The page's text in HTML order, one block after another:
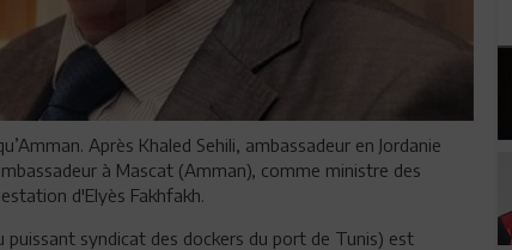
Après Khaled Sehili, ambassadeur en Jordanie
à Mascat (Amman), comme ministre des
d'Elyès Fakhfakh.
syndicat des dockers du port de Tunis) est